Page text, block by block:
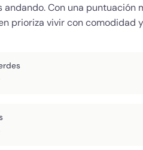
Con una puntuación
prioriza vivir con comodidad